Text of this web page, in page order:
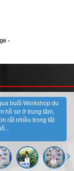
-
buổi Workshop du
hồ sơ ở trung tâm,
rất nhiều trong tất